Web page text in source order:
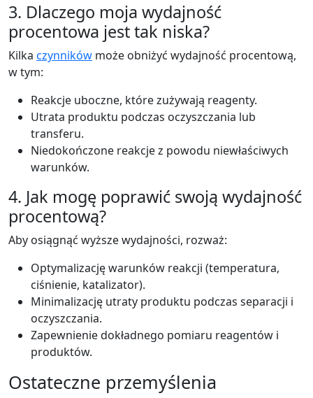
3. Dlaczego moja wydajność
procentowa jest tak niska?
Kilka czynników może obniżyć wydajność procentową,
w tym:
Reakcje uboczne, które zużywają reagenty.
Utrata produktu podczas oczyszczania lub
transferu.
Niedokończone reakcje z powodu niewłaściwych
warunków.
4. Jak mogę poprawić swoją wydajność
procentową?
Aby osiągnąć wyższe wydajności, rozważ:
Optymalizację warunków reakcji (temperatura,
ciśnienie, katalizator).
Minimalizację utraty produktu podczas separacji i
oczyszczania.
Zapewnienie dokładnego pomiaru reagentów i
produktów.
Ostateczne przemyślenia